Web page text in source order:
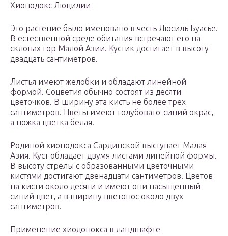
Хионодокс Люцилии
Это растение было именовано в честь Люсиль Буасье.
В естественной среде обитания встречают его на
склонах гор Малой Азии. Кустик достигает в высоту
двадцать сантиметров.
Листья имеют желобки и обладают линейной
формой. Соцветия обычно состоят из десяти
цветочков. В ширину эта кисть не более трех
сантиметров. Цветы имеют голубовато-синий окрас,
а ножка цветка белая.
Родиной хионодокса Сардинской выступает Малая
Азия. Куст обладает двумя листами линейной формы.
В высоту стрелы с образованными цветочными
кистями достигают двенадцати сантиметров. Цветов
на кисти около десяти и имеют они насыщенный
синий цвет, а в ширину цветонос около двух
сантиметров.
Применение хиодонокса в ландшафте